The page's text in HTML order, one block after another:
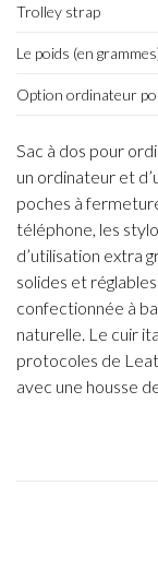
Trolley strap
Le poids (en
Option ordinateur
Sac à dos pour
un ordinateur et
poches à
téléphone, les
d’utilisation extra
solides et
confectionnée à
naturelle. Le cuir
protocoles de
avec une housse